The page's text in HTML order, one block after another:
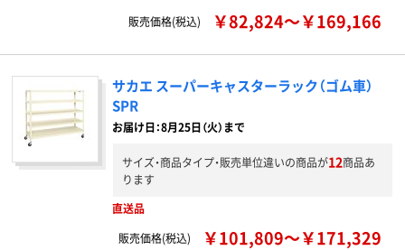
販売価格(税込)
￥82,824～￥169,166
サカエ スーパーキャスターラック（ゴム車）
SPR
お届け日：8月25日（火）まで
サイズ・商品タイプ・販売単位違いの商品が12商品あ
ります
直送品
販売価格(税込)
￥101,809～￥171,329